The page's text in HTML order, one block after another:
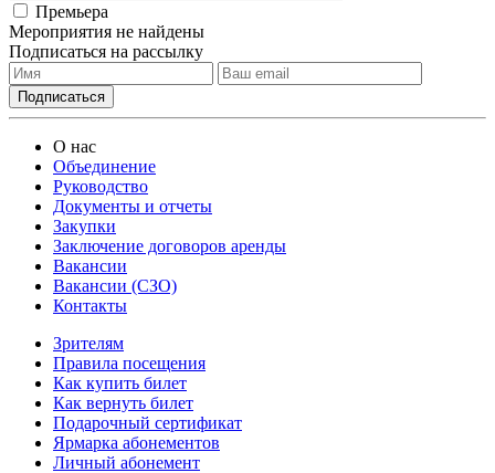
Премьера
Мероприятия не найдены
Подписаться на рассылку
О нас
Объединение
Руководство
Документы и отчеты
Закупки
Заключение договоров аренды
Вакансии
Вакансии (СЗО)
Контакты
Зрителям
Правила посещения
Как купить билет
Как вернуть билет
Подарочный сертификат
Ярмарка абонементов
Личный абонемент